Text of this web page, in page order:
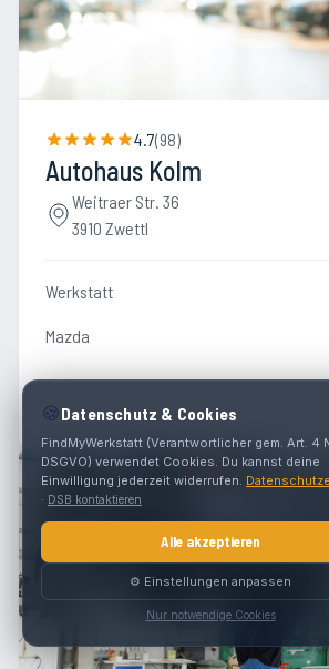
4.7(98)
Autohaus Kolm
Weitraer Str. 36
3910 Zwettl
Werkstatt
Mazda
🍪Datenschutz & Cookies
FindMyWerkstatt (Verantwortlicher gem. Art. 4
DSGVO) verwendet Cookies. Du kannst deine
Einwilligung jederzeit widerrufen.
· DSB kontaktieren
Alle akzeptieren
⚙️ Einstellungen anpassen
Nur notwendige Cookies